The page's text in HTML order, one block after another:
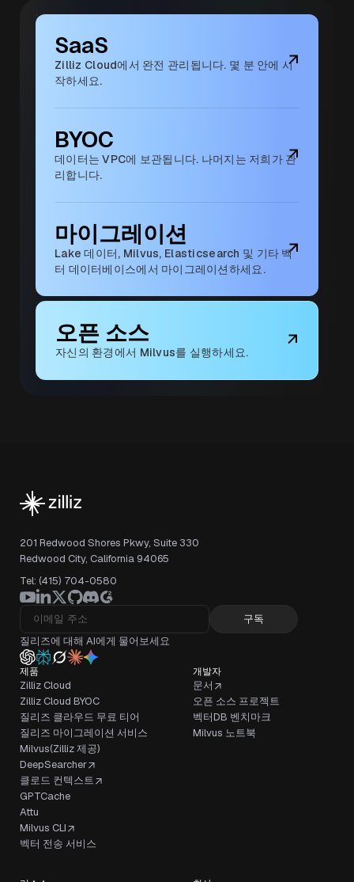
SaaS
Zilliz Cloud에서 완전 관리됩니다. 몇 분 안에 시
작하세요.
BYOC
데이터는 VPC에 보관됩니다. 나머지는 저희가 관
리합니다.
마이그레이션
Lake 데이터, Milvus, Elasticsearch 및 기타 벡
터 데이터베이스에서 마이그레이션하세요.
오픈 소스
자신의 환경에서 Milvus를 실행하세요.
201 Redwood Shores Pkwy, Suite 330
Redwood City, California 94065
Tel: (415) 704-0580
구독
질리즈에 대해 AI에게 물어보세요
제품
Zilliz Cloud
Zilliz Cloud BYOC
질리즈 클라우드 무료 티어
질리즈 마이그레이션 서비스
Milvus(Zilliz 제공)
DeepSearcher
클로드 컨텍스트
GPTCache
Attu
Milvus CLI
벡터 전송 서비스
개발자
문서
오픈 소스 프로젝트
벡터DB 벤치마크
Milvus 노트북